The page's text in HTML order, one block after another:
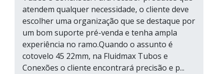
atendem qualquer necessidade, o cliente deve
escolher uma organização que se destaque por
um bom suporte pré-venda e tenha ampla
experiência no ramo.Quando o assunto é
cotovelo 45 22mm, na Fluidmax Tubos e
Conexões o cliente encontrará precisão e p...